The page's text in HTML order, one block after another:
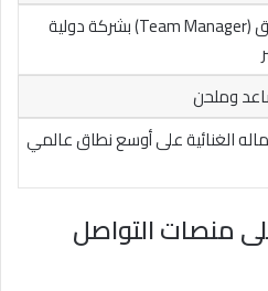
مدير فريق (Team Manager) بشركة دولية
وملحن
الغنائية على أوسع نطاق عالمي
منصات التواصل